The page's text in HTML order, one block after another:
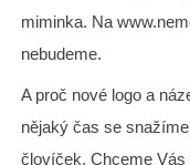
miminka. Na
nebudeme.
A proč nové logo a
nějaký čas se
človíček. Chceme Vás